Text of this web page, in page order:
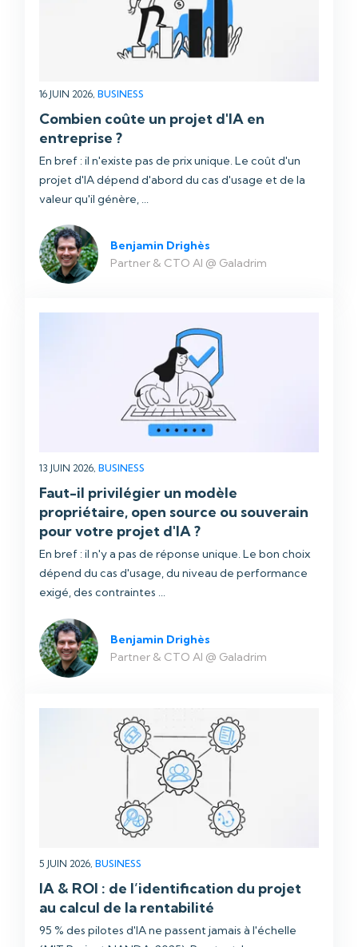
16 JUIN 2026, BUSINESS
Combien coûte un projet d'IA en
entreprise ?
En bref : il n'existe pas de prix unique. Le coût d'un
projet d'IA dépend d'abord du cas d'usage et de la
valeur qu'il génère, ...
Benjamin Drighès
Partner & CTO AI @ Galadrim
13 JUIN 2026, BUSINESS
Faut-il privilégier un modèle
propriétaire, open source ou souverain
pour votre projet d'IA ?
En bref : il n'y a pas de réponse unique. Le bon choix
dépend du cas d'usage, du niveau de performance
exigé, des contraintes ...
Benjamin Drighès
Partner & CTO AI @ Galadrim
5 JUIN 2026, BUSINESS
IA & ROI : de l’identification du projet
au calcul de la rentabilité
95 % des pilotes d'IA ne passent jamais à l'échelle